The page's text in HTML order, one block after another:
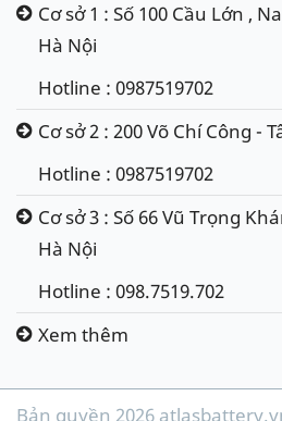
Cơ sở 1 : Số 100 Cầu Lớn ,
Hà Nội
Hotline : 0987519702
Cơ sở 2 : 200 Võ Chí Công -
Hotline : 0987519702
Cơ sở 3 : Số 66 Vũ Trọng
Hà Nội
Hotline : 098.7519.702
Xem thêm
Bản quyền 2026